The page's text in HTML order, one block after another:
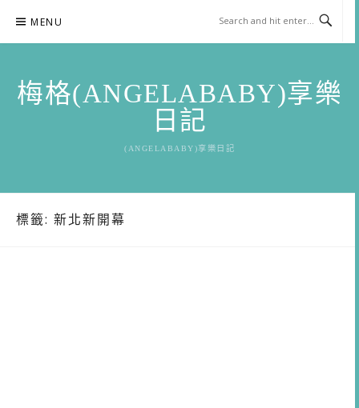
content
MENU
梅格(ANGELABABY)享樂
日記
(ANGELABABY)享樂日記
標籤: 新北新開幕